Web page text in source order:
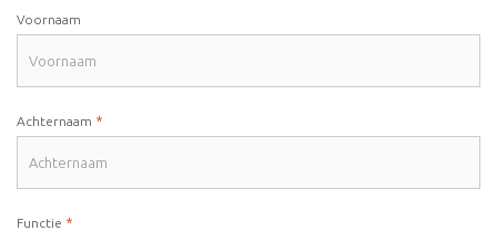
Voornaam
Achternaam *
Functie *